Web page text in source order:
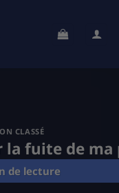
CLASSÉ
fuite de ma